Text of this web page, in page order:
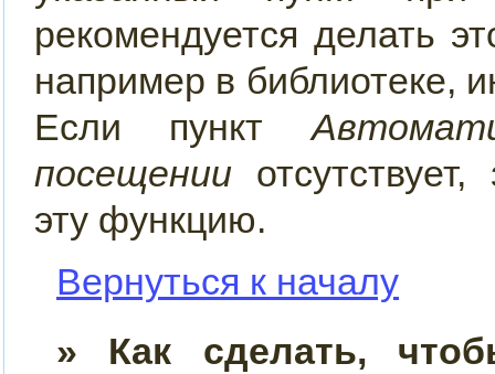
рекомендуется делать
например в библиотеке,
Если пункт
посещении
эту функцию.
Вернуться к началу
» Как сделать,